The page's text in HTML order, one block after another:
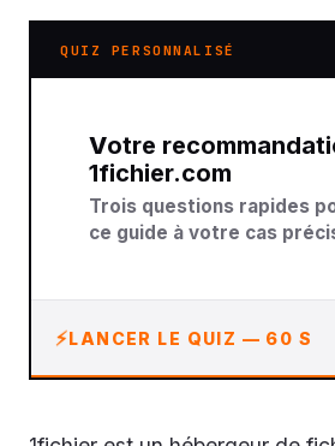
QUIZ PERSONNALISÉ
Votre recommandation sur
1fichier.com
Trois questions rapides
ce guide à votre cas
LANCER LE QUIZ — 60 S